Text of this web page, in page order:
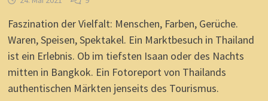
Faszination der Vielfalt: Menschen, Farben, Gerüche.
Waren, Speisen, Spektakel. Ein Marktbesuch in Thailand
ist ein Erlebnis. Ob im tiefsten Isaan oder des Nachts
mitten in Bangkok. Ein Fotoreport von Thailands
authentischen Märkten jenseits des Tourismus.